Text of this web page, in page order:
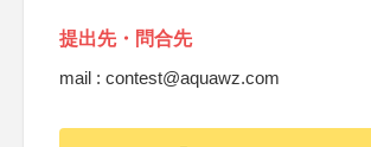
提出先・問合先
mail : contest@aquawz.com